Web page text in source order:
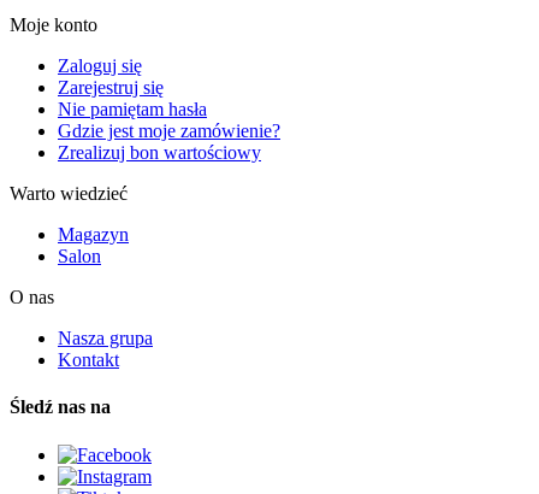
Moje konto
Zaloguj się
Zarejestruj się
Nie pamiętam hasła
Gdzie jest moje zamówienie?
Zrealizuj bon wartościowy
Warto wiedzieć
Magazyn
Salon
O nas
Nasza grupa
Kontakt
Śledź nas na